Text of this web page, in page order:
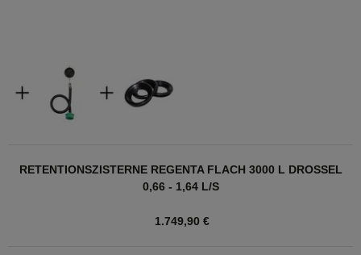
RETENTIONSZISTERNE REGENTA FLACH 3000 L DROSSEL
0,66 - 1,64 L/S
1.749,90 €